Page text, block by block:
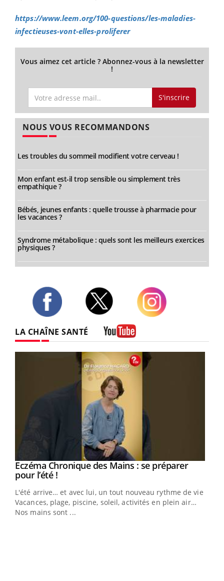
https://www.leem.org/100-questions/les-maladies-
infectieuses-vont-elles-proliferer
Vous aimez cet article ? Abonnez-vous à la newsletter
!
S'inscrire
NOUS VOUS RECOMMANDONS
Les troubles du sommeil modifient votre cerveau !
Mon enfant est-il trop sensible ou simplement très
empathique ?
Bébés, jeunes enfants : quelle trousse à pharmacie pour
les vacances ?
Syndrome métabolique : quels sont les meilleurs exercices
physiques ?
LA CHAÎNE SANTÉ
Youtube
Eczéma Chronique des Mains : se préparer
pour l’été !Youtube
L'été arrive… et avec lui, un tout nouveau rythme de vie !
Vacances, plage, piscine, soleil, activités en plein air…
Nos mains sont ...